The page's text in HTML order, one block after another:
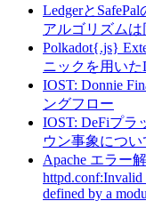
Ledgerと
アルゴリズムは
Polkadot{.js}
ニックを用い
IOST: Donnie
ングフロー
IOST: DeFiプラ
ウン事象につ
Apache エラー
httpd.conf:Invalid
defined by a